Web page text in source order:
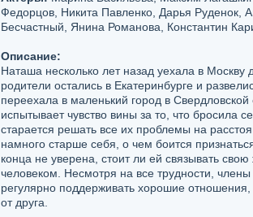
Федорцов, Никита Павленко, Дарья Руденок,
Бесчастный, Янина Романова, Константин
Описание:
Наташа несколько лет назад уехала в Москву
родители остались в Екатеринбурге и
переехала в маленький город в
испытывает чувство вины за то, что бросила
старается решать все их проблемы на
намного старше себя, о чем боится
конца не уверена, стоит ли ей связывать
человеком. Несмотря на все трудности,
регулярно поддерживать хорошие
от друга.